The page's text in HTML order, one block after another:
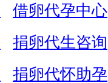
借卵代孕中心
捐卵代生咨询
捐卵代怀助孕